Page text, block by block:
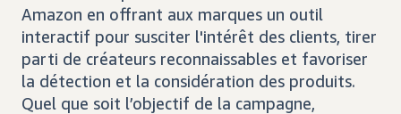
Amazon en offrant aux marques un outil
interactif pour susciter l'intérêt des clients, tirer
parti de créateurs reconnaissables et favoriser
la détection et la considération des produits.
Quel que soit l’objectif de la campagne,